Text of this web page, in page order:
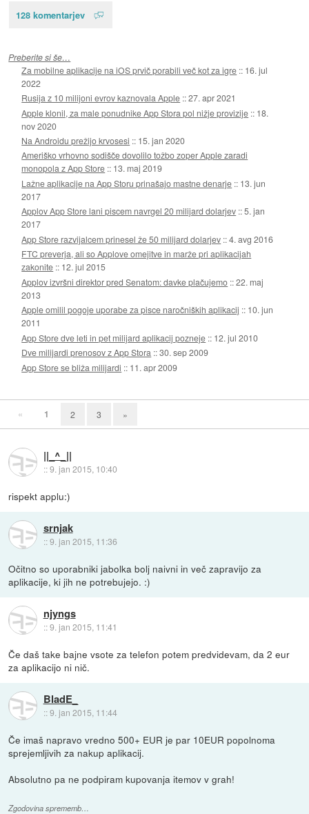
128 komentarjev
Preberite si še…
Za mobilne aplikacije na iOS prvič porabili več kot za igre :: 16. jul
2022
Rusija z 10 milijoni evrov kaznovala Apple ::27. apr 2021
Apple klonil, za male ponudnike App Stora pol nižje provizije :: 18.
nov 2020
Na Androidu prežijo krvosesi :: 15. jan 2020
Ameriško vrhovno sodišče dovolilo tožbo zoper Apple zaradi
monopola z App Store :: 13. maj 2019
Lažne aplikacije na App Storu prinašajo mastne denarje :: 13. jun
2017
Applov App Store lani piscem navrgel 20 milijard dolarjev ::5. jan
2017
App Store razvijalcem prinesel že 50 milijard dolarjev ::4. avg 2016
FTC preverja, ali so Applove omejitve in marže pri aplikacijah
zakonite :: 12. jul 2015
Applov izvršni direktor pred Senatom: davke plačujemo ::22. maj
2013
Apple omilil pogoje uporabe za pisce naročniških aplikacij :: 10. jun
2011
App Store dve leti in pet milijard aplikacij pozneje :: 12. jul 2010
Dve milijardi prenosov z App Stora ::30. sep 2009
App Store se bliža milijardi :: 11. apr 2009
« 1 2 3 »
||_^_||
::9. jan 2015, 10:40
rispekt applu:)
srnjak
::9. jan 2015, 11:36
Očitno so uporabniki jabolka bolj naivni in več zapravijo za
aplikacije, ki jih ne potrebujejo. :)
njyngs
::9. jan 2015, 11:41
Če daš take bajne vsote za telefon potem predvidevam, da 2 eur
za aplikacijo ni nič.
BladE_
::9. jan 2015, 11:44
Če imaš napravo vredno 500+ EUR je par 10EUR popolnoma
sprejemljivih za nakup aplikacij.
Absolutno pa ne podpiram kupovanja itemov v grah!
Zgodovina sprememb…